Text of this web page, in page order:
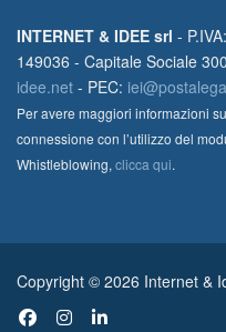
INTERNET & IDEE srl -
149036 - Capitale Sociale
idee.net - PEC:
Per avere maggiori informazioni
connessione con l’utilizzo del
Whistleblowing, clicca qui.
Copyright © 2026 Internet &